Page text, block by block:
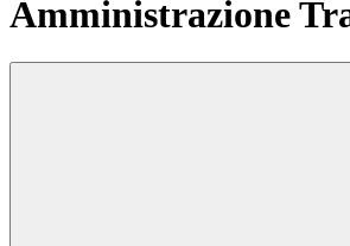
Amministrazione